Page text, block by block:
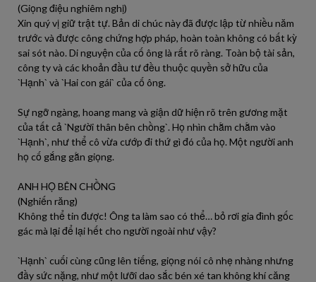
(Giọng điệu nghiêm nghị)
Xin quý vị giữ trật tự. Bản di chúc này đã được lập từ nhiều năm
trước và được công chứng hợp pháp, hoàn toàn không có bất kỳ
sai sót nào. Di nguyện của cố ông là rất rõ ràng. Toàn bộ tài sản,
công ty và các khoản đầu tư đều thuộc quyền sở hữu của
`Hạnh` và `Hai con gái` của cố ông.
Sự ngỡ ngàng, hoang mang và giận dữ hiện rõ trên gương mặt
của tất cả `Người thân bên chồng`. Họ nhìn chằm chằm vào
`Hạnh`, như thể cô vừa cướp đi thứ gì đó của họ. Một người anh
họ cố gắng gằn giọng.
ANH HỌ BÊN CHỒNG
(Nghiến răng)
Không thể tin được! Ông ta làm sao có thể… bỏ rơi gia đình gốc
gác mà lại để lại hết cho người ngoài như vậy?
`Hạnh` cuối cùng cũng lên tiếng, giọng nói cô nhẹ nhàng nhưng
đầy sức nặng, như một lưỡi dao sắc bén xé tan không khí căng